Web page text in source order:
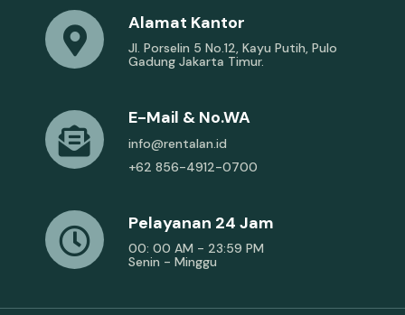
Alamat Kantor
Jl. Porselin 5 No.12, Kayu Putih, Pulo
Gadung Jakarta Timur.
E-Mail & No.WA
info@rentalan.id
+62 856-4912-0700
Pelayanan 24 Jam
00: 00 AM - 23:59 PM
Senin - Minggu